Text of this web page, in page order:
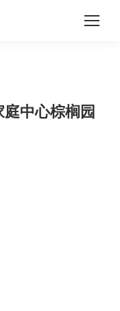
中心棕榈园